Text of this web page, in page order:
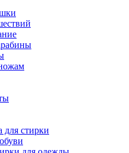
для стирки